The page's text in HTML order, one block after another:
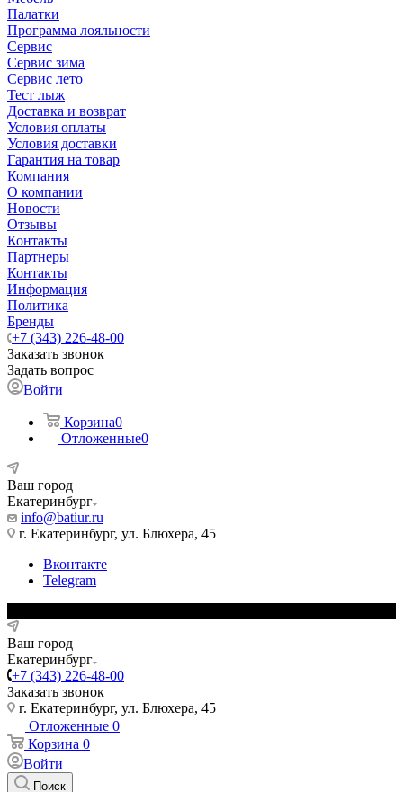
Палатки
Программа лояльности
Сервис
Сервис зима
Сервис лето
Тест лыж
Доставка и возврат
Условия оплаты
Условия доставки
Гарантия на товар
Компания
О компании
Новости
Отзывы
Контакты
Партнеры
Контакты
Информация
Политика
Бренды
+7 (343) 226-48-00
Заказать звонок
Задать вопрос
Войти
Корзина0
Отложенные0
Ваш город
Екатеринбург
info@batiur.ru
г. Екатеринбург, ул. Блюхера, 45
Вконтакте
Telegram
Ваш город
Екатеринбург
+7 (343) 226-48-00
Заказать звонок
г. Екатеринбург, ул. Блюхера, 45
Отложенные 0
Корзина 0
Войти
Поиск